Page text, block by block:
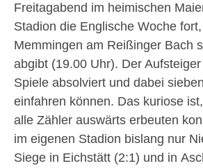
Freitagabend im heimischen
Stadion die Englische Woche
Memmingen am Reißinger Bach
abgibt (19.00 Uhr). Der
Spiele absolviert und dabei
einfahren können. Das kuriose
alle Zähler auswärts erbeuten
im eigenen Stadion bislang nur
Siege in Eichstätt (2:1) und in